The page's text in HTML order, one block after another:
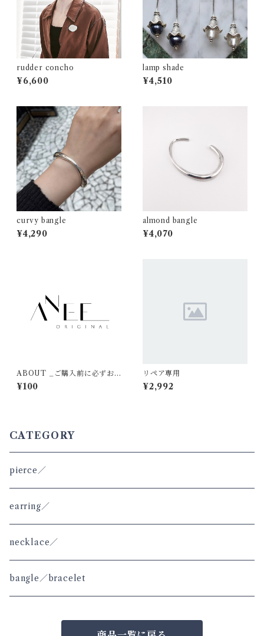
rudder concho
¥6,600
lamp shade
¥4,510
curvy bangle
¥4,290
almond bangle
¥4,070
ABOUT _ご購入前に必ずお
読み下さい_
¥100
リペア専用
¥2,992
CATEGORY
pierce／
earring／
necklace／
bangle／bracelet